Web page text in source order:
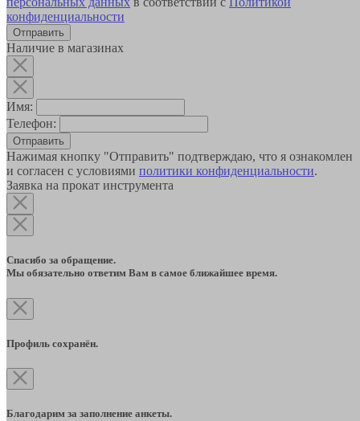
конфиденциальности
Наличие в магазинах
Имя:
Телефон:
Отправить
Нажимая кнопку "Отправить" подтверждаю, что я ознакомлен
и согласен с условиями политики конфиденциальности.
Заявка на прокат инструмента
Спасибо за обращение.
Мы обязательно ответим Вам в самое ближайшее время.
Профиль сохранён.
Благодарим за заполнение анкеты.